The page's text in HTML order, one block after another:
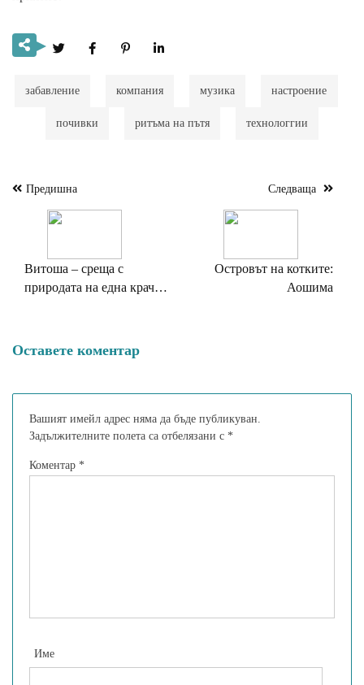
забавление компания музика настроение
почивки ритъма на пътя технологгии
Навигация
Предишна
Витоша – среща с
природата на една крачка
Следваща
Островът на котките:
Аошима
Оставете коментар
Вашият имейл адрес няма да бъде публикуван.
Задължителните полета са отбелязани с *
Коментар *
Име